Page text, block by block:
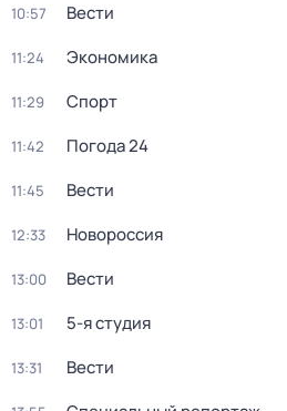
10:57 Вести
11:24 Экономика
11:29 Спорт
11:42 Погода 24
11:45 Вести
12:33 Новороссия
13:00 Вести
13:01 5-я студия
13:31 Вести